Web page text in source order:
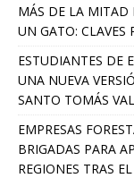
MÁS DE LA MITAD
UN GATO: CLAVES
ESTUDIANTES DE
UNA NUEVA
SANTO TOMÁS
EMPRESAS
BRIGADAS PARA
REGIONES TRAS